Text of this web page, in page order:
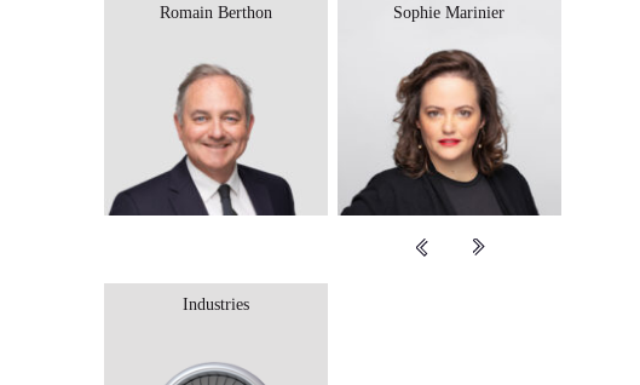
Romain Berthon Sophie Marinier
Industries